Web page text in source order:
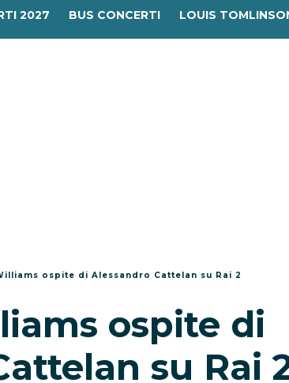
2027 BUS CONCERTI LOUIS
ospite di Alessandro Cattelan su Rai 2
ospite di
su Rai